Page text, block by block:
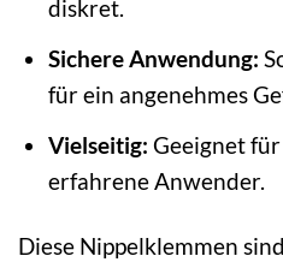
diskret.
Sichere Anwendung:
für ein angenehmes
Vielseitig: Geeignet
erfahrene Anwender.
Diese Nippelklemmen